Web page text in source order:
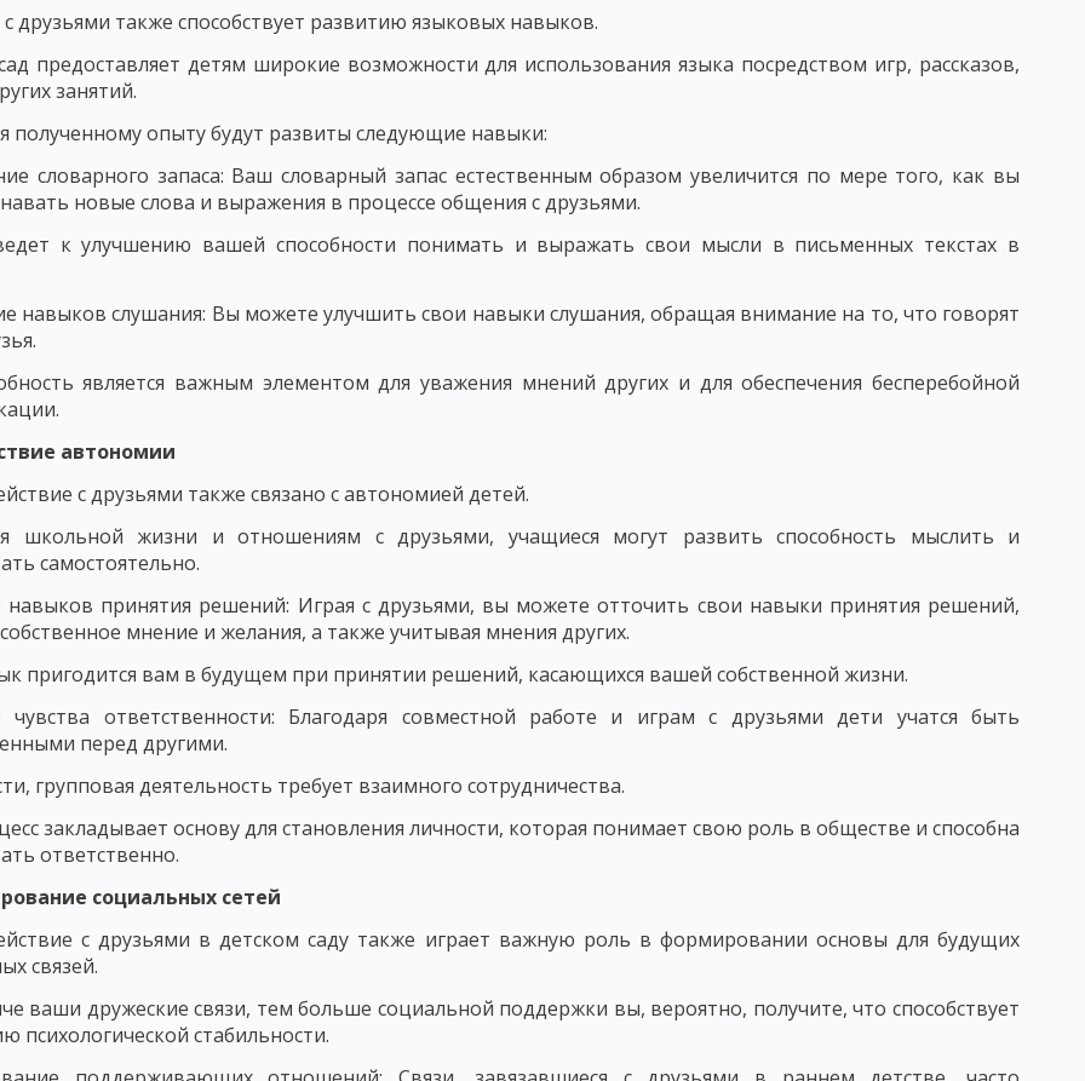
СОВРЕМЕННОЙ ДИДАКТИКИ ПОНЯТИЕ ОБУЧЕНИЯ КАК ДИДАКТИЧЕСКАЯ КАТЕГОРИЯ
ПОНЯТИЕ ОБРАЗОВАНИЕ КАК КАТЕГОРИЯ ДИДАКТИКИ
УЧЕБНИК И РУКОВОДСТВО ОСНОВНЫЕ ТЕНДЕНЦИИ НАЦИОНАЛЬНОЙ СИСТЕМЫ ОБРАЗОВАНИЯ И ЗАДАЧИ ДИДАКТИКИ
ПРИЗНАКИ УЧЕБНОГО ПРОЦЕССА ОСНОВНЫЕ КРИТЕРИИ УЧЕБНОГО ПРОЦЕССА
ФОРМИРОВАНИЕ ЗНАНИЙ И НАВЫКОВ КАК СОСТАВЛЯЮЩАЯ УЧЕБНОГО ПРОЦЕССА
ОБРАЗОВАТЕЛЬНАЯ ФУНКЦИЯ УЧЕБНОГО ПРОЦЕССА
ОБУЧЕНИЕ
ОБУЧЕНИЯ РАЗВИВАЮЩЕЕ ОБУЧЕНИЕ
КОНЦЕПЦИИ ПЕДАГОГИКИ ВАЛЬДОРФСКАЯ ПЕДАГОГИКА И ПЕДАГОГИКА ПЕТЕРСОНА
ПРОЦЕССА ЗАКОНОМЕРНОСТИ УЧЕБНОГО ПРОЦЕССА И ИХ КЛАССИФИКАЦИЯ
ПРОЦЕССА СОЦИОЛОГИЧЕСКИЕ И ОРГАНИЗАЦИОННЫЕ ЗАКОНОМЕРНОСТИ УЧЕБНОГО ПРОЦЕССА
ОБУЧЕНИЯ, КОТОРЫЕ КАСАЮТСЯ ВСЕХ КОМПОНЕНТОВ ДИДАКТИЧЕСКОГО ПРОЦЕССА
ОБУЧЕНИЯ
В ОБУЧЕНИИ
СОЧЕТАНИЯ КОЛЛЕКТИВНЫХ И ИНДИВИДУАЛЬНЫХ ФОРМ И СПОСОБОВ УЧЕБНОЙ РАБОТЫ
УЧАЩИХСЯ ПРИНЦИП АКТИВНОСТИ, СОЗНАТЕЛЬНОСТИ И САМОСТОЯТЕЛЬНОСТИ УЧАЩИХСЯ
И УМЕНИЙ ПОНЯТИЕ О МЕТОДАХ ОБУЧЕНИЯ СОСТАВНЫЕ ЧАСТИ МЕТОДА ОБУЧЕНИЯ
друзьями также способствует развитию языковых навыков.
предоставляет детям широкие возможности для использования языка посредством игр, рассказов,
занятий.
полученному опыту будут развиты следующие навыки:
словарного запаса: Ваш словарный запас естественным образом увеличится по мере того, как вы
новые слова и выражения в процессе общения с друзьями.
к улучшению вашей способности понимать и выражать свои мысли в письменных текстах в
навыков слушания: Вы можете улучшить свои навыки слушания, обращая внимание на то, что говорят
является важным элементом для уважения мнений других и для обеспечения бесперебойной
автономии
с друзьями также связано с автономией детей.
школьной жизни и отношениям с друзьями, учащиеся могут развить способность мыслить и
самостоятельно.
навыков принятия решений: Играя с друзьями, вы можете отточить свои навыки принятия решений,
мнение и желания, а также учитывая мнения других.
пригодится вам в будущем при принятии решений, касающихся вашей собственной жизни.
чувства ответственности: Благодаря совместной работе и играм с друзьями дети учатся быть
перед другими.
групповая деятельность требует взаимного сотрудничества.
закладывает основу для становления личности, которая понимает свою роль в обществе и способна
ответственно.
социальных сетей
с друзьями в детском саду также играет важную роль в формировании основы для будущих
связей.
ваши дружеские связи, тем больше социальной поддержки вы, вероятно, получите, что способствует
психологической стабильности.